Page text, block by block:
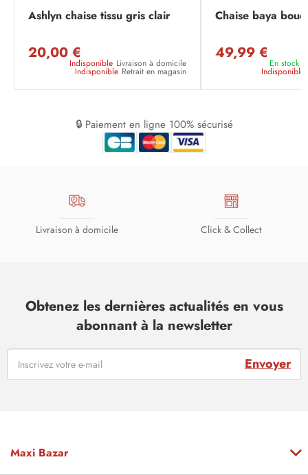
Ashlyn chaise tissu gris clair
20,00 €
Indisponible Livraison à domicile
Indisponible Retrait en magasin
Chaise baya
49,99 €
En stock
Indisponible
🔒 Paiement en ligne 100% sécurisé
Livraison à domicile Click & Collect
Obtenez les dernières actualités en vous
abonnant à la newsletter
Envoyer
Maxi Bazar